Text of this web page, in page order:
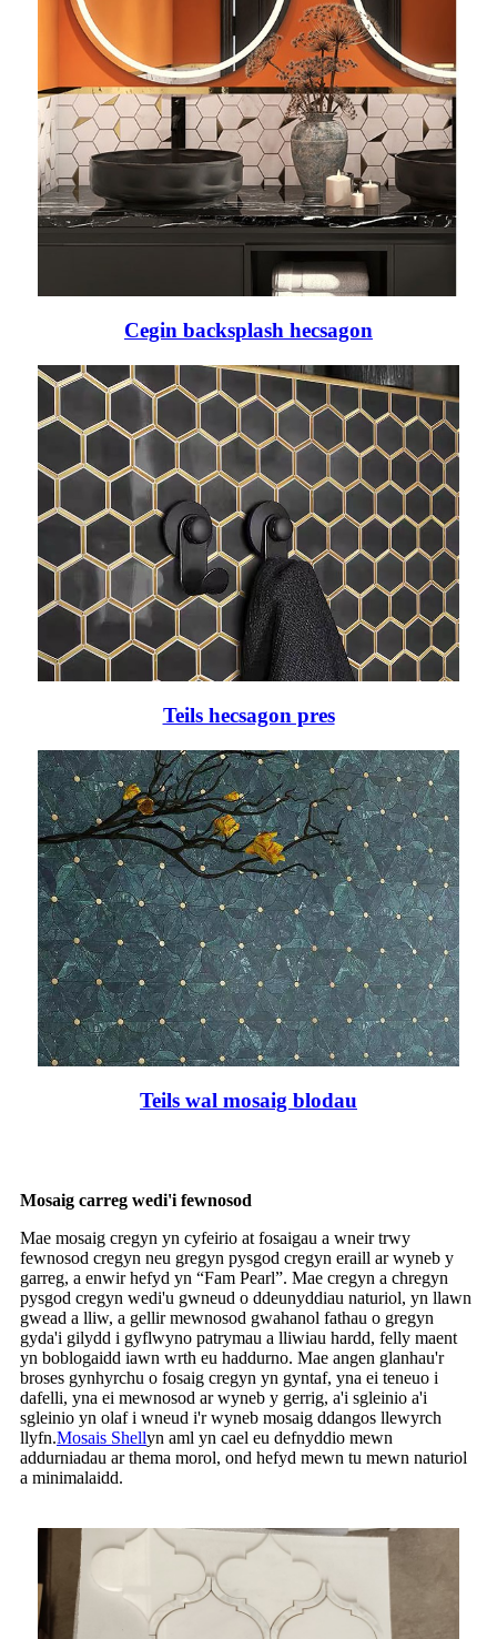
Cegin backsplash hecsagon
Teils hecsagon pres
Teils wal mosaig blodau
Mosaig carreg wedi'i fewnosod
Mae mosaig cregyn yn cyfeirio at fosaigau a wneir trwy
fewnosod cregyn neu gregyn pysgod cregyn eraill ar wyneb y
garreg, a enwir hefyd yn “Fam Pearl”. Mae cregyn a chregyn
pysgod cregyn wedi'u gwneud o ddeunyddiau naturiol, yn llawn
gwead a lliw, a gellir mewnosod gwahanol fathau o gregyn
gyda'i gilydd i gyflwyno patrymau a lliwiau hardd, felly maent
yn boblogaidd iawn wrth eu haddurno. Mae angen glanhau'r
broses gynhyrchu o fosaig cregyn yn gyntaf, yna ei teneuo i
dafelli, yna ei mewnosod ar wyneb y gerrig, a'i sgleinio a'i
sgleinio yn olaf i wneud i'r wyneb mosaig ddangos llewyrch
llyfn.Mosais Shellyn aml yn cael eu defnyddio mewn
addurniadau ar thema morol, ond hefyd mewn tu mewn naturiol
a minimalaidd.